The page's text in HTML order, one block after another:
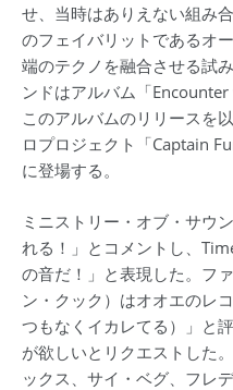
せ、当時はありえない組み
のフェイバリットであるオ
端のテクノを融合させる試
ンドはアルバム「Encounter
このアルバムのリリースを
ロプロジェクト「Captain
に登場する。
ミニストリー・オブ・サウ
れる！」とコメントし、
の音だ！」と表現した。フ
ン・クック）はオオエのレ
つもなくイカレてる）」と
が欲しいとリクエストした。
ックス、サイ・ベグ、フレ